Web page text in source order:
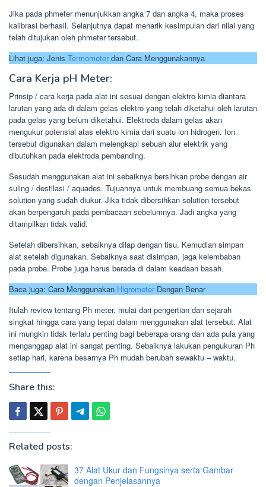
Jika pada phmeter menunjukkan angka 7 dan angka 4, maka proses
kalibrasi berhasil. Selanjutnya dapat menarik kesimpulan dari nilai yang
telah ditujukan oleh phmeter tersebut.
Lihat juga: Jenis Termometer dan Cara Menggunakannya
Cara Kerja pH Meter:
Prinsip / cara kerja pada alat ini sesuai dengan elektro kimia diantara
larutan yang ada di dalam gelas elektro yang telah diketahui oleh larutan
pada gelas yang belum diketahui. Elektroda dalam gelas akan
mengukur potensial atas elektro kimia dari suatu ion hidrogen. Ion
tersebut digunakan dalam melengkapi sebuah alur elektrik yang
dibutuhkan pada elektroda pembanding.
Sesudah menggunakan alat ini sebaiknya bersihkan probe dengan air
suling / destilasi / aquades. Tujuannya untuk membuang semua bekas
solution yang sudah diukur. Jika tidak dibersihkan solution tersebut
akan berpengaruh pada pembacaan sebelumnya. Jadi angka yang
ditampilkan tidak valid.
Setelah dibersihkan, sebaiknya dilap dengan tisu. Kemudian simpan
alat setelah digunakan. Sebaiknya saat disimpan, jaga kelembaban
pada probe. Probe juga harus berada di dalam keadaan basah.
Baca juga: Cara Menggunakan Higrometer Dengan Benar
Itulah review tentang Ph meter, mulai dari pengertian dan sejarah
singkat hingga cara yang tepat dalam menggunakan alat tersebut. Alat
ini mungkin tidak terlalu penting bagi beberapa orang dan ada pula yang
menganggap alat ini sangat penting. Sebaiknya lakukan pengukuran Ph
setiap hari, karena besarnya Ph mudah berubah sewaktu – waktu.
Share this:
Related posts:
37 Alat Ukur dan Fungsinya serta Gambar
dengan Penjelasannya